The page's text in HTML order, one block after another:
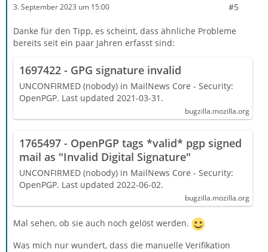
3. September 2023 um 15:00 #5
Danke für den Tipp, es scheint, dass ähnliche Probleme
bereits seit ein paar Jahren erfasst sind:
1697422 - GPG signature invalid
UNCONFIRMED (nobody) in MailNews Core - Security:
OpenPGP. Last updated 2021-03-31.
bugzilla.mozilla.org
1765497 - OpenPGP tags *valid* pgp signed
mail as "Invalid Digital Signature"
UNCONFIRMED (nobody) in MailNews Core - Security:
OpenPGP. Last updated 2022-06-02.
bugzilla.mozilla.org
Mal sehen, ob sie auch noch gelöst werden.
Was mich nur wundert, dass die manuelle Verifikation